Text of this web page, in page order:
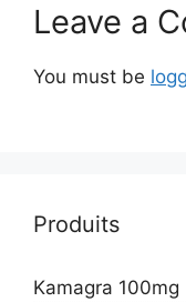
Leave a
You must be
Produits
Kamagra 100mg